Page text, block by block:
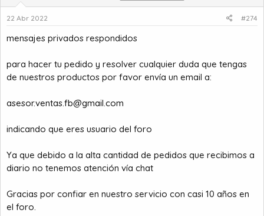
22 Abr 2022 #274
mensajes privados respondidos
para hacer tu pedido y resolver cualquier duda que tengas
de nuestros productos por favor envía un email a:
asesor.ventas.fb@gmail.com
indicando que eres usuario del foro
Ya que debido a la alta cantidad de pedidos que recibimos a
diario no tenemos atención vía chat
Gracias por confiar en nuestro servicio con casi 10 años en
el foro.